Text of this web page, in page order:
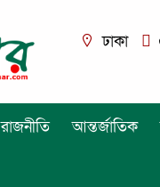
ঢাকা
রাজনীতি আন্তর্জাতিক